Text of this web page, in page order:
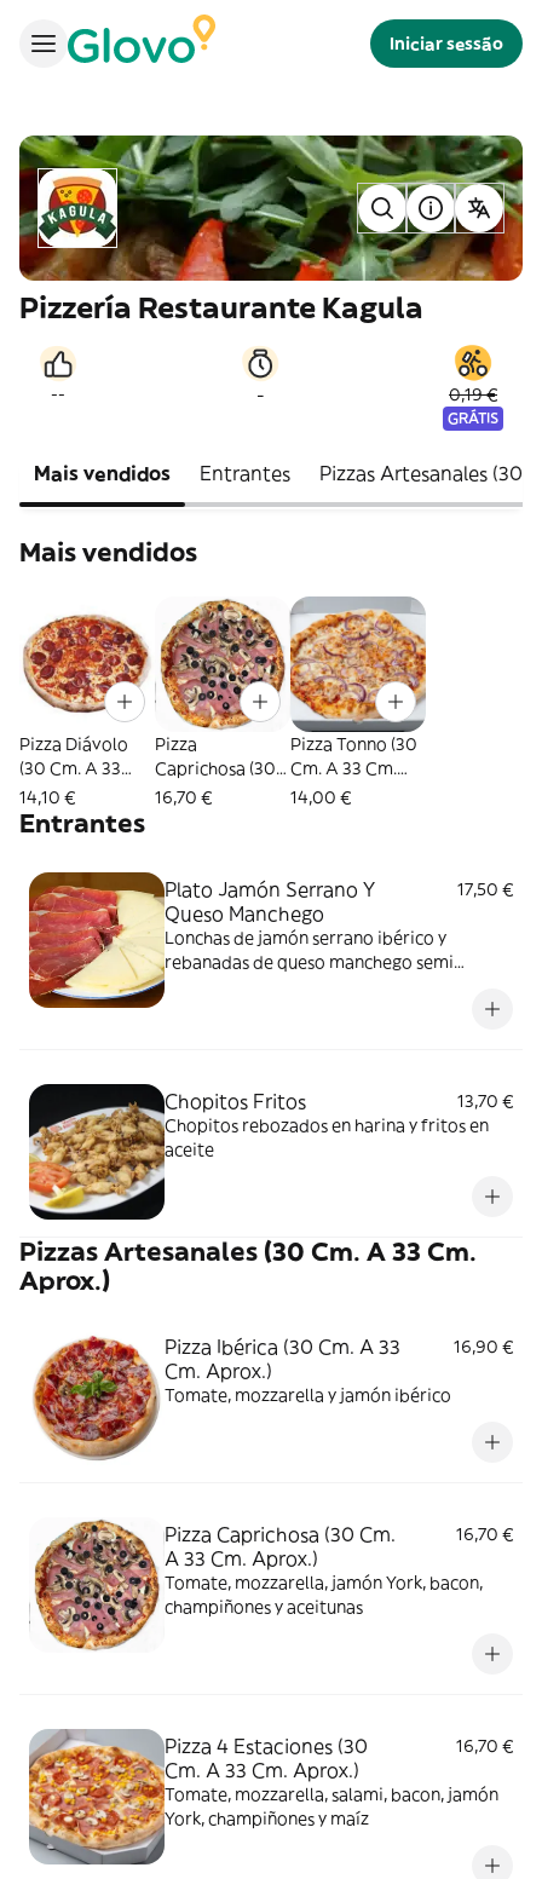
Iniciar sessão
Pizzería Restaurante Kagula
-- - 0,19 €
GRÁTIS
Mais vendidos Entrantes Pizzas Artesanales (30
Mais vendidos
Pizza Diávolo
(30 Cm. A 33
Cm. Aprox.)
14,10 €
Pizza
Caprichosa (30
Cm. A 33 Cm.
16,70 €
Pizza Tonno (30
Cm. A 33 Cm.
Aprox.)
14,00 €
Entrantes
Plato Jamón Serrano Y
Queso Manchego
17,50 €
Lonchas de jamón serrano ibérico y
rebanadas de queso manchego semi
Chopitos Fritos
13,70 €
Chopitos rebozados en harina y fritos en
aceite
Pizzas Artesanales (30 Cm. A 33 Cm.
Aprox.)
Pizza Ibérica (30 Cm. A 33
Cm. Aprox.)
16,90 €
Tomate, mozzarella y jamón ibérico
Pizza Caprichosa (30 Cm.
A 33 Cm. Aprox.)
16,70 €
Tomate, mozzarella, jamón York, bacon,
champiñones y aceitunas
Pizza 4 Estaciones (30
Cm. A 33 Cm. Aprox.)
16,70 €
Tomate, mozzarella, salami, bacon, jamón
York, champiñones y maíz